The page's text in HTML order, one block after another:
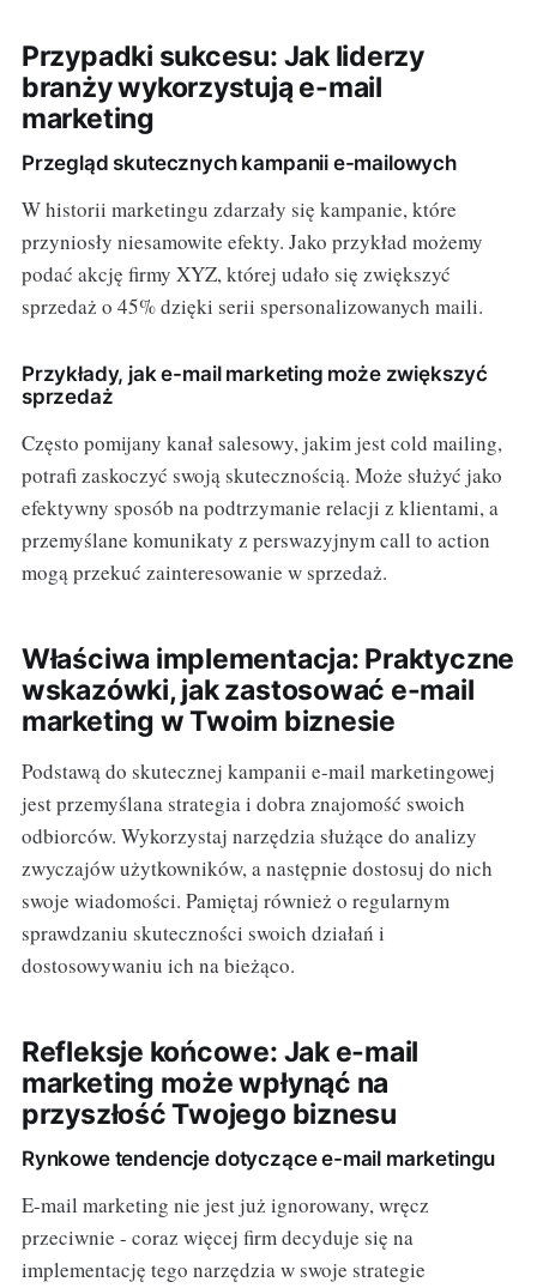
Przypadki sukcesu: Jak liderzy
branży wykorzystują e-mail
marketing
Przegląd skutecznych kampanii e-mailowych
W historii marketingu zdarzały się kampanie, które
przyniosły niesamowite efekty. Jako przykład możemy
podać akcję firmy XYZ, której udało się zwiększyć
sprzedaż o 45% dzięki serii spersonalizowanych maili.
Przykłady, jak e-mail marketing może zwiększyć
sprzedaż
Często pomijany kanał salesowy, jakim jest cold mailing,
potrafi zaskoczyć swoją skutecznością. Może służyć jako
efektywny sposób na podtrzymanie relacji z klientami, a
przemyślane komunikaty z perswazyjnym call to action
mogą przekuć zainteresowanie w sprzedaż.
Właściwa implementacja: Praktyczne
wskazówki, jak zastosować e-mail
marketing w Twoim biznesie
Podstawą do skutecznej kampanii e-mail marketingowej
jest przemyślana strategia i dobra znajomość swoich
odbiorców. Wykorzystaj narzędzia służące do analizy
zwyczajów użytkowników, a następnie dostosuj do nich
swoje wiadomości. Pamiętaj również o regularnym
sprawdzaniu skuteczności swoich działań i
dostosowywaniu ich na bieżąco.
Refleksje końcowe: Jak e-mail
marketing może wpłynąć na
przyszłość Twojego biznesu
Rynkowe tendencje dotyczące e-mail marketingu
E-mail marketing nie jest już ignorowany, wręcz
przeciwnie - coraz więcej firm decyduje się na
implementację tego narzędzia w swoje strategie